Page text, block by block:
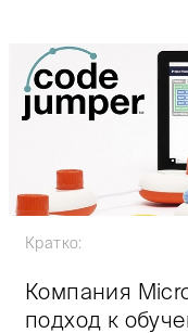
Кратко:
Компания
подход к